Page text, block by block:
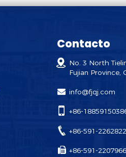
Contacto
No. 3 North
Fujian Province,
info@fjqj.com
+86-
+86-591-
+86-591-